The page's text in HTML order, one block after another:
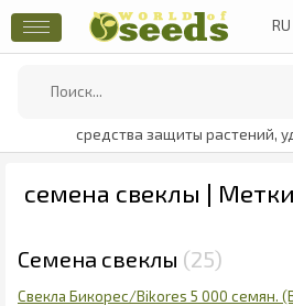
средства защиты растений,
семена свеклы | Метки
Семена свеклы 25
Свекла Бикорес/Bikores 5 000 семян.